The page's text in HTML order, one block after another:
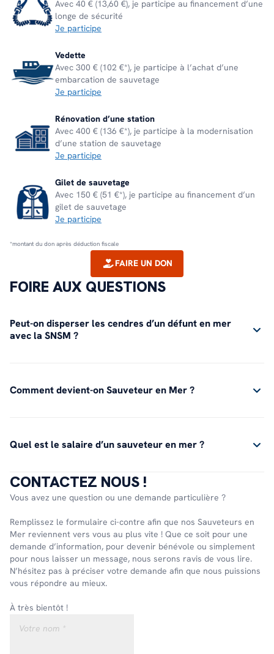
Avec 40 € (13,60 €), je participe au financement d’une
longe de sécurité
Je participe
Vedette
Avec 300 € (102 €*), je participe à l’achat d’une
embarcation de sauvetage
Je participe
Rénovation d’une station
Avec 400 € (136 €*), je participe à la modernisation
d’une station de sauvetage
Je participe
Gilet de sauvetage
Avec 150 € (51 €*), je participe au financement d’un
gilet de sauvetage
Je participe
*montant du don après déduction fiscale
FAIRE UN DON
FOIRE AUX QUESTIONS
Peut-on disperser les cendres d’un défunt en mer
avec la SNSM ?
Comment devient-on Sauveteur en Mer ?
Quel est le salaire d’un sauveteur en mer ?
CONTACTEZ NOUS !
Vous avez une question ou une demande particulière ?
Remplissez le formulaire ci-contre afin que nos Sauveteurs en
Mer reviennent vers vous au plus vite ! Que ce soit pour une
demande d’information, pour devenir bénévole ou simplement
pour nous laisser un message, nous serons ravis de vous lire.
N’hésitez pas à préciser votre demande afin que nous puissions
vous répondre au mieux.
À très bientôt !